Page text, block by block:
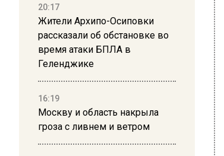
20:17
Жители Архипо-Осиповки
рассказали об обстановке во
время атаки БПЛА в
Геленджике
16:19
Москву и область накрыла
гроза с ливнем и ветром